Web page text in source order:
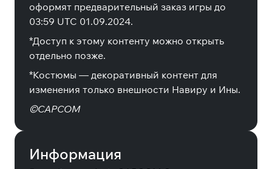
оформят предварительный заказ игры до
03:59 UTC 01.09.2024.
*Доступ к этому контенту можно открыть
отдельно позже.
*Костюмы — декоративный контент для
изменения только внешности Навиру и Ины.
©CAPCOM
Информация